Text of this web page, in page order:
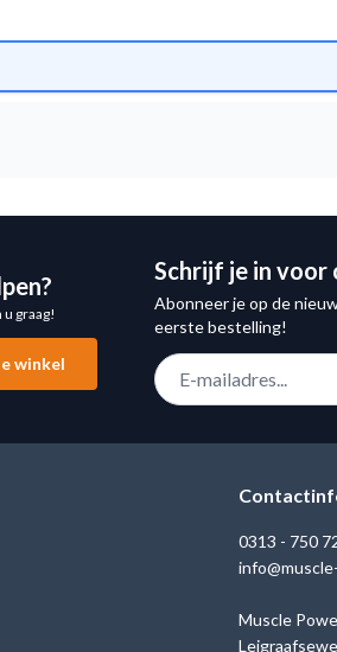
graag!
winkel
Schrijf je in voor
Abonneer je op de
eerste bestelling!
E-mail adres
0313 - 750
Muscle